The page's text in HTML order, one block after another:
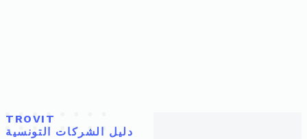
TROVIT
دليل الشركات التونسية